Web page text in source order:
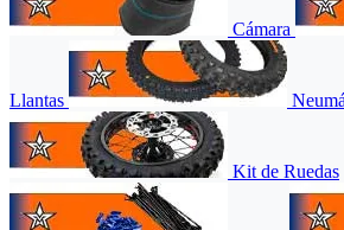
Cámara
Llantas
Kit de Ruedas